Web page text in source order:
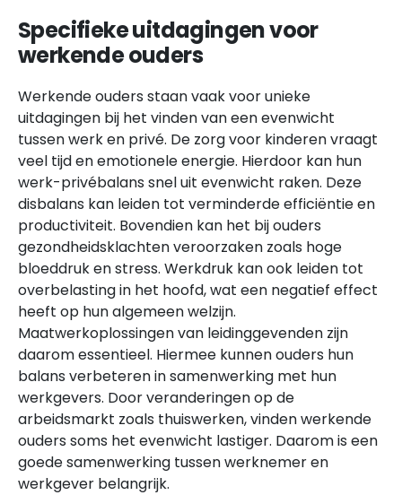
Specifieke uitdagingen voor
werkende ouders
Werkende ouders staan vaak voor unieke
uitdagingen bij het vinden van een evenwicht
tussen werk en privé. De zorg voor kinderen vraagt
veel tijd en emotionele energie. Hierdoor kan hun
werk-privébalans snel uit evenwicht raken. Deze
disbalans kan leiden tot verminderde efficiëntie en
productiviteit. Bovendien kan het bij ouders
gezondheidsklachten veroorzaken zoals hoge
bloeddruk en stress. Werkdruk kan ook leiden tot
overbelasting in het hoofd, wat een negatief effect
heeft op hun algemeen welzijn.
Maatwerkoplossingen van leidinggevenden zijn
daarom essentieel. Hiermee kunnen ouders hun
balans verbeteren in samenwerking met hun
werkgevers. Door veranderingen op de
arbeidsmarkt zoals thuiswerken, vinden werkende
ouders soms het evenwicht lastiger. Daarom is een
goede samenwerking tussen werknemer en
werkgever belangrijk.